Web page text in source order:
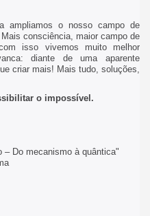
ampliamos o nosso campo de
consciência, maior campo de
isso vivemos muito melhor
diante de uma aparente
criar mais! Mais tudo, soluções,
o impossível.
– Do mecanismo à quântica"